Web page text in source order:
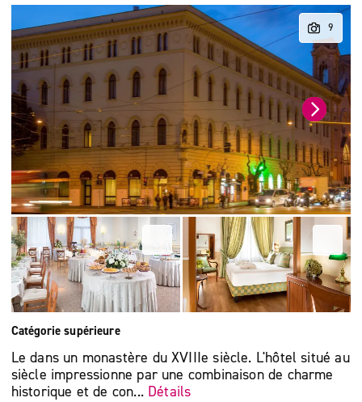
Catégorie supérieure
Le dans un monastère du XVIIIe siècle. L'hôtel situé au
siècle impressionne par une combinaison de charme
historique et de con... Détails